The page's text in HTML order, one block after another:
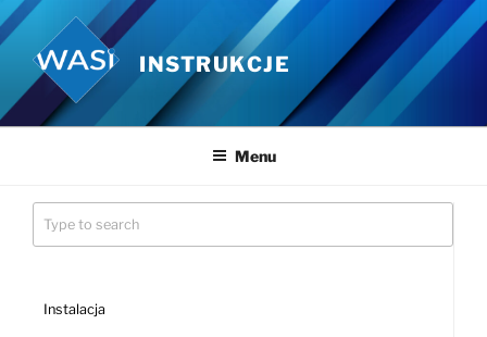
Przejdź
do
treści
INSTRUKCJE
Menu
Instalacja